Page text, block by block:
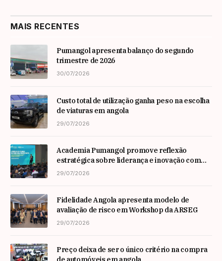
MAIS RECENTES
Pumangol apresenta balanço do segundo
trimestre de 2026
30/07/2026
Custo total de utilização ganha peso na escolha
de viaturas em angola
29/07/2026
Academia Pumangol promove reflexão
estratégica sobre liderança e inovação com
especialista internacional Nadim Habib
29/07/2026
Fidelidade Angola apresenta modelo de
avaliação de risco em Workshop da ARSEG
29/07/2026
Preço deixa de ser o único critério na compra